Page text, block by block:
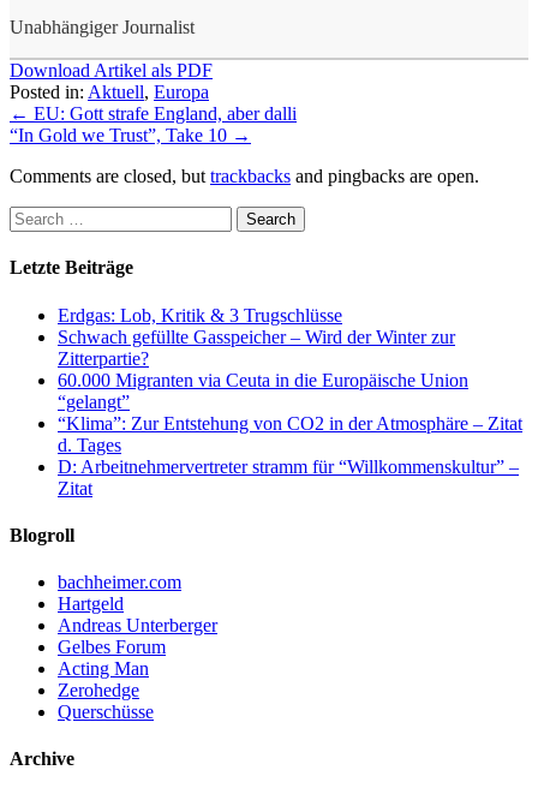
Unabhängiger Journalist
Download Artikel als PDF
Posted in: Aktuell, Europa
← EU: Gott strafe England, aber dalli
“In Gold we Trust”, Take 10 →
Comments are closed, but trackbacks and pingbacks are open.
Letzte Beiträge
Erdgas: Lob, Kritik & 3 Trugschlüsse
Schwach gefüllte Gasspeicher – Wird der Winter zur
Zitterpartie?
60.000 Migranten via Ceuta in die Europäische Union
“gelangt”
“Klima”: Zur Entstehung von CO2 in der Atmosphäre – Zitat
d. Tages
D: Arbeitnehmervertreter stramm für “Willkommenskultur” –
Zitat
Blogroll
bachheimer.com
Hartgeld
Andreas Unterberger
Gelbes Forum
Acting Man
Zerohedge
Querschüsse
Archive